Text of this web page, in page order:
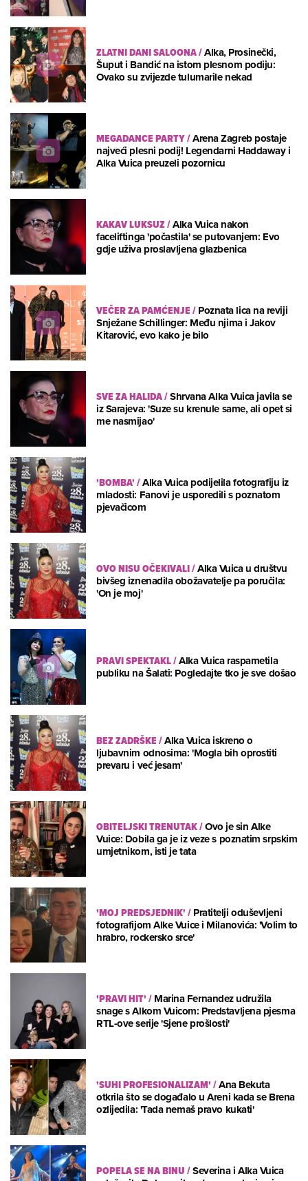
ZLATNI DANI SALOONA/Alka, Prosinečki,
Šuput i Bandić na istom plesnom podiju:
Ovako su zvijezde tulumarile nekad
MEGADANCE PARTY/Arena Zagreb postaje
najveći plesni podij! Legendarni Haddaway i
Alka Vuica preuzeli pozornicu
KAKAV LUKSUZ/Alka Vuica nakon
faceliftinga 'počastila' se putovanjem: Evo
gdje uživa proslavljena glazbenica
VEČER ZA PAMĆENJE/Poznata lica na reviji
Snježane Schillinger: Među njima i Jakov
Kitarović, evo kako je bilo
SVE ZA HALIDA/Shrvana Alka Vuica javila se
iz Sarajeva: 'Suze su krenule same, ali opet si
me nasmijao'
'BOMBA'/Alka Vuica podijelila fotografiju iz
mladosti: Fanovi je usporedili s poznatom
pjevačicom
OVO NISU OČEKIVALI/Alka Vuica u društvu
bivšeg iznenadila obožavatelje pa poručila:
'On je moj'
PRAVI SPEKTAKL/Alka Vuica raspametila
publiku na Šalati: Pogledajte tko je sve došao
BEZ ZADRŠKE/Alka Vuica iskreno o
ljubavnim odnosima: 'Mogla bih oprostiti
prevaru i već jesam'
OBITELJSKI TRENUTAK/Ovo je sin Alke
Vuice: Dobila ga je iz veze s poznatim srpskim
umjetnikom, isti je tata
'MOJ PREDSJEDNIK'/Pratitelji oduševljeni
fotografijom Alke Vuice i Milanovića: 'Volim to
hrabro, rockersko srce'
'PRAVI HIT'/Marina Fernandez udružila
snage s Alkom Vuicom: Predstavljena pjesma
RTL-ove serije 'Sjene prošlosti'
'SUHI PROFESIONALIZAM'/Ana Bekuta
otkrila što se događalo u Areni kada se Brena
ozlijedila: 'Tada nemaš pravo kukati'
POPELA SE NA BINU/Severina i Alka Vuica